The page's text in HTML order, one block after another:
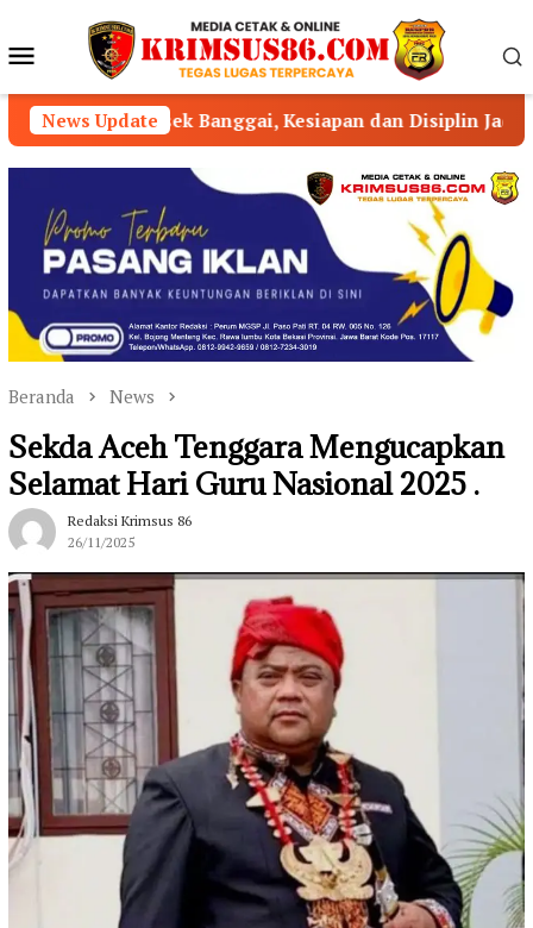
konten Menu
Mobile
News Update
Banggai, Kesiapan dan Disiplin Jadi Sorotan
Beranda News
Sekda Aceh Tenggara Mengucapkan
Selamat Hari Guru Nasional 2025 .
Redaksi Krimsus 86
26/11/2025